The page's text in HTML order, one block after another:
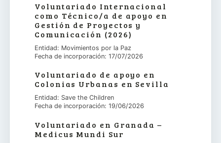
Voluntariado Internacional
como Técnico/a de apoyo en
Gestión de Proyectos y
Comunicación (2026)
Entidad: Movimientos por la Paz
Fecha de incorporación: 17/07/2026
Voluntariado de apoyo en
Colonias Urbanas en Sevilla
Entidad: Save the Children
Fecha de incorporación: 19/06/2026
Voluntariado en Granada –
Medicus Mundi Sur